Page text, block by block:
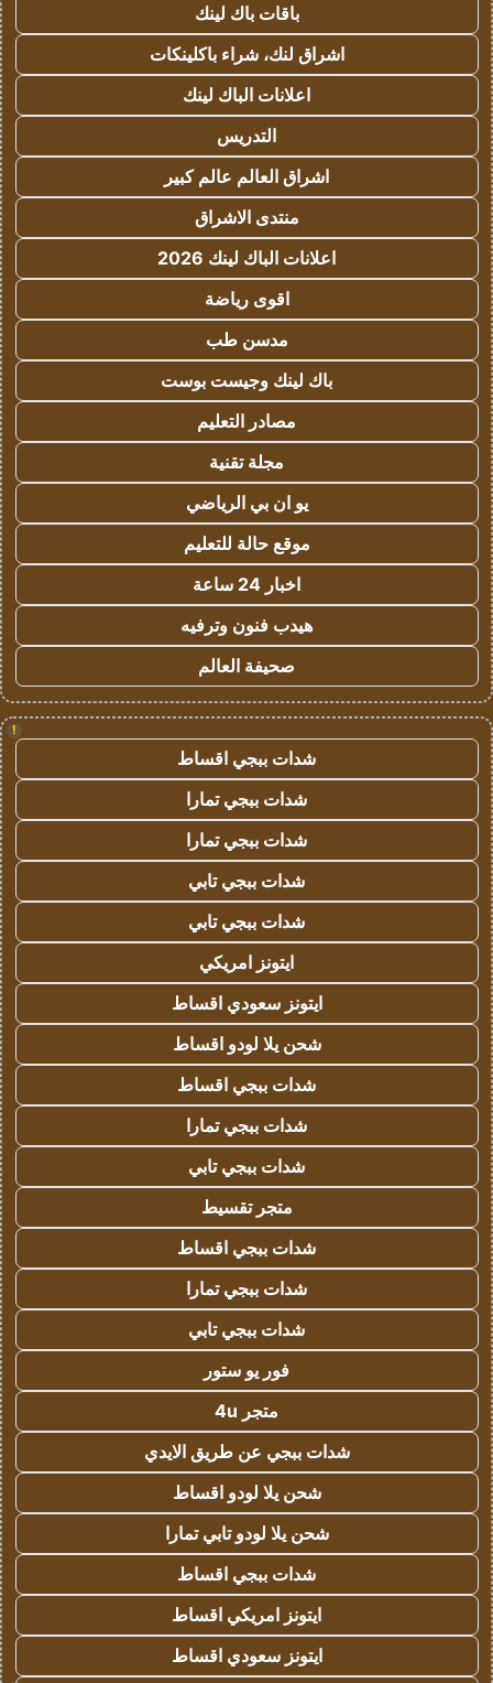
باقات باك لينك
اشراق لنك، شراء باكلينكات
اعلانات الباك لينك
التدريس
اشراق العالم عالم كبير
منتدى الاشراق
اعلانات الباك لينك 2026
اقوى رياضة
مدسن طب
باك لينك وجيست بوست
مصادر التعليم
مجلة تقنية
يو ان بي الرياضي
موقع حالة للتعليم
اخبار 24 ساعة
هيدب فنون وترفيه
صحيفة العالم
!
شدات ببجي اقساط
شدات ببجي تمارا
شدات ببجي تمارا
شدات ببجي تابي
شدات ببجي تابي
ايتونز امريكي
ايتونز سعودي اقساط
شحن يلا لودو اقساط
شدات ببجي اقساط
شدات ببجي تمارا
شدات ببجي تابي
متجر تقسيط
شدات ببجي اقساط
شدات ببجي تمارا
شدات ببجي تابي
فور يو ستور
متجر 4u
شدات ببجي عن طريق الايدي
شحن يلا لودو اقساط
شحن يلا لودو تابي تمارا
شدات ببجي اقساط
ايتونز امريكي اقساط
ايتونز سعودي اقساط